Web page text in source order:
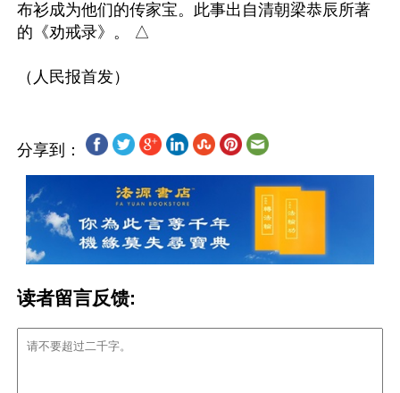
布衫成为他们的传家宝。此事出自清朝梁恭辰所著
的《劝戒录》。 △
分享到：
读者留言反馈: